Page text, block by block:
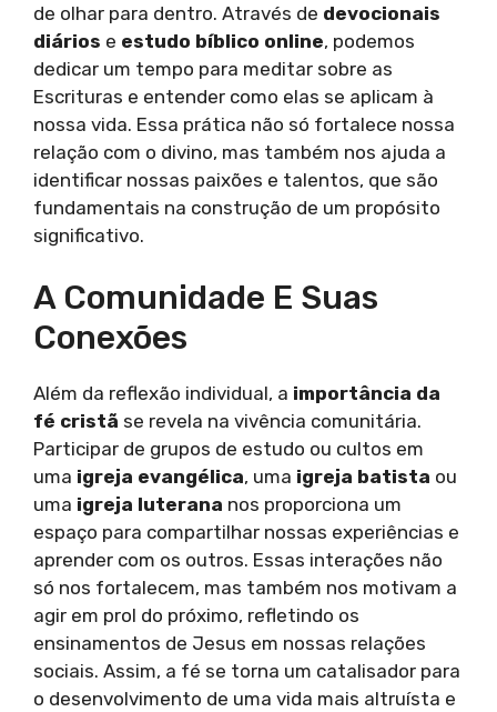
de olhar para dentro. Através de devocionais
diários e estudo bíblico online, podemos
dedicar um tempo para meditar sobre as
Escrituras e entender como elas se aplicam à
nossa vida. Essa prática não só fortalece nossa
relação com o divino, mas também nos ajuda a
identificar nossas paixões e talentos, que são
fundamentais na construção de um propósito
significativo.
A Comunidade E Suas
Conexões
Além da reflexão individual, a importância da
fé cristã se revela na vivência comunitária.
Participar de grupos de estudo ou cultos em
uma igreja evangélica, uma igreja batista ou
uma igreja luterana nos proporciona um
espaço para compartilhar nossas experiências e
aprender com os outros. Essas interações não
só nos fortalecem, mas também nos motivam a
agir em prol do próximo, refletindo os
ensinamentos de Jesus em nossas relações
sociais. Assim, a fé se torna um catalisador para
o desenvolvimento de uma vida mais altruísta e